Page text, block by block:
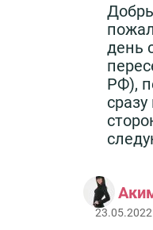
день
РФ),
23.05.2022